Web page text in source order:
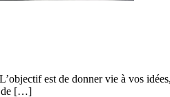
est de donner vie à vos
de […]